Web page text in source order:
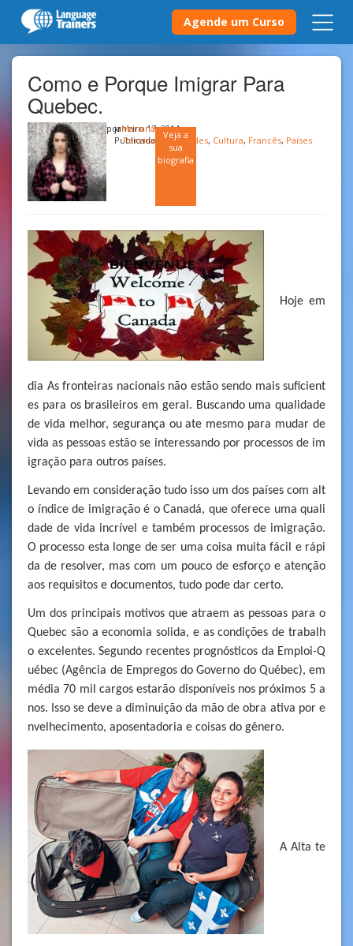
Agende um Curso
Como e Porque Imigrar Para
Quebec.
porMariana
Pereira
Veja a
sua
biografia
janeiro 17, 2014
Publicado emCidades, Cultura, Francês, Países
Hoje em
dia As fronteiras nacionais não estão sendo mais suficient
es para os brasileiros em geral. Buscando uma qualidade
de vida melhor, segurança ou ate mesmo para mudar de
vida as pessoas estão se interessando por processos de im
igração para outros países.
Levando em consideração tudo isso um dos países com alt
o índice de imigração é o Canadá, que oferece uma quali
dade de vida incrível e também processos de imigração.
O processo esta longe de ser uma coisa muita fácil e rápi
da de resolver, mas com um pouco de esforço e atenção
aos requisitos e documentos, tudo pode dar certo.
Um dos principais motivos que atraem as pessoas para o
Quebec são a economia solida, e as condições de trabalh
o excelentes. Segundo recentes prognósticos da Emploi-Q
uébec (Agência de Empregos do Governo do Québec), em
média 70 mil cargos estarão disponíveis nos próximos 5 a
nos. Isso se deve a diminuição da mão de obra ativa por e
nvelhecimento, aposentadoria e coisas do gênero.
A Alta te